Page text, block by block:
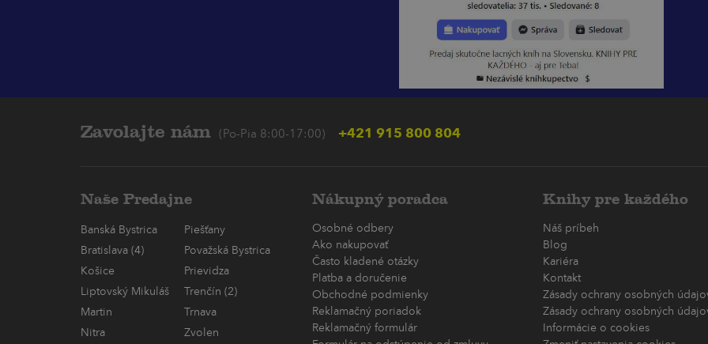
Zavolajte nám (Po-Pia 8:00-17:00) +421 915 800 804
Naše Predajne
Banská Bystrica
Piešťany
Bratislava (4)
Považská Bystrica
Košice
Prievidza
Liptovský Mikuláš
Trenčín (2)
Martin
Trnava
Nitra
Zvolen
Nákupný poradca
Osobné odbery
Ako nakupovať
Často kladené otázky
Platba a doručenie
Obchodné podmienky
Reklamačný poriadok
Reklamačný formulár
Knihy pre každého
Náš príbeh
Blog
Kariéra
Kontakt
Zásady ochrany osobných
Zásady ochrany osobných
Informácie o cookies